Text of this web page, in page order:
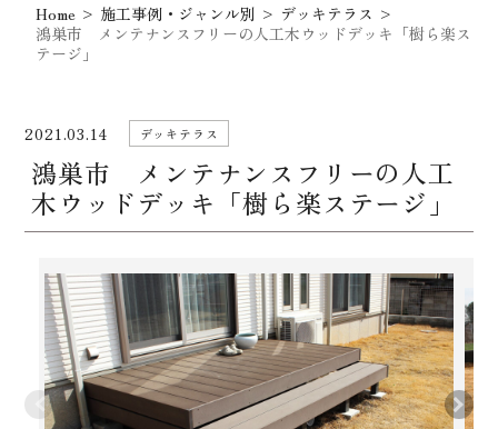
Home > 施工事例・ジャンル別 > デッキテラス >
鴻巣市 メンテナンスフリーの人工木ウッドデッキ「樹ら楽ス
テージ」
2021.03.14 デッキテラス
鴻巣市 メンテナンスフリーの人工
木ウッドデッキ「樹ら楽ステージ」